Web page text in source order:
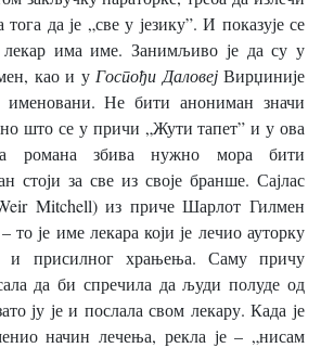
да је „све у језику”. И показује се
лекар има име. Занимљиво је да су у
као и у Госпођи ДаловејВирџиније
Не бити анониман значи
што се у причи „Жути тапет” и у ова
романа збива нужно мора бити
стоји за све из своје бранше. Сајлас
Mitchell) из приче Шарлот Гилмен
то је име лекара који је лечио ауторку
и присилног храњења. Саму причу
да би спречила да људи полуде од
ју је и послала свом лекару. Када је
начин лечења, рекла је – „нисам